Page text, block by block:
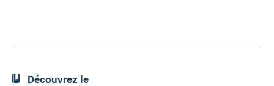
Découvrez le